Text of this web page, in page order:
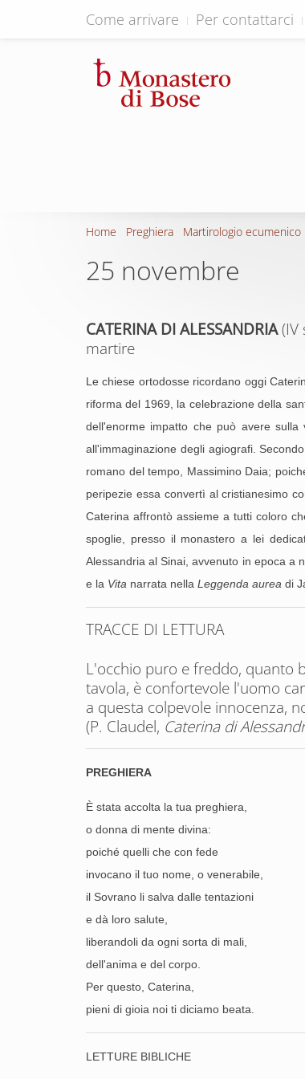
Come arrivare Per contattarci
Home Preghiera Martirologio ecumenico
25 novembre
CATERINA DI ALESSANDRIA(IV
martire
Le chiese ortodosse ricordano oggi
riforma del 1969, la celebrazione della
dell'enorme impatto che può avere
all'immaginazione degli agiografi.
romano del tempo, Massimino Daia;
peripezie essa convertì al cristianesimo
Caterina affrontò assieme a tutti coloro
spoglie, presso il monastero a lei
Alessandria al Sinai, avvenuto in epoca a
e la Vita narrata nella Leggenda aurea di
TRACCE DI LETTURA
L'occhio puro e freddo, quanto
tavola, è confortevole l'uomo
a questa colpevole innocenza,
(P. Claudel, Caterina di
PREGHIERA
È stata accolta la tua preghiera,
o donna di mente divina:
poiché quelli che con fede
invocano il tuo nome, o venerabile,
il Sovrano li salva dalle tentazioni
e dà loro salute,
liberandoli da ogni sorta di mali,
dell'anima e del corpo.
Per questo, Caterina,
pieni di gioia noi ti diciamo beata.
LETTURE BIBLICHE